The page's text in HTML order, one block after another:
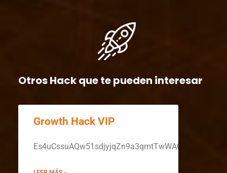
Otros Hack que te pueden interesar
Growth Hack VIP